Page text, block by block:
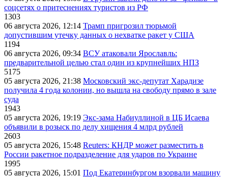
соцсетях о притеснениях туристов из РФ
1303
06 августа 2026, 12:14 Трамп пригрозил тюрьмой
допустившим утечку данных о нехватке ракет у США
1194
06 августа 2026, 09:34 ВСУ атаковали Ярославль:
предварительной целью стал один из крупнейших НПЗ
5175
05 августа 2026, 21:38 Московский экс-депутат Харадизе
получила 4 года колонии, но вышла на свободу прямо в зале
суда
1943
05 августа 2026, 19:19 Экс-зама Набиуллиной в ЦБ Исаева
объявили в розыск по делу хищения 4 млрд рублей
2603
05 августа 2026, 15:48 Reuters: КНДР может разместить в
России ракетное подразделение для ударов по Украине
1995
05 августа 2026, 15:01 Под Екатеринбургом взорвали машину